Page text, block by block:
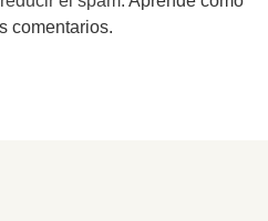
comentarios.